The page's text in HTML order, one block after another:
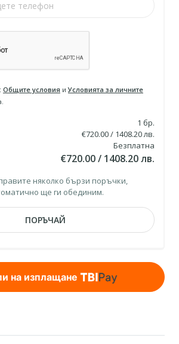
Общите условия иУсловията за личните
1 бр.
€720.00 / 1408.20 лв.
Безплатна
€720.00 / 1408.20 лв.
няколко бързи поръчки,
ще ги обединим.
ПОРЪЧАЙ
на изплащане